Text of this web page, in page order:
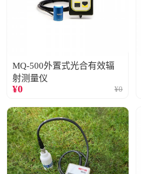
MQ-500外置式光合有效辐
射测量仪
¥0 ¥0